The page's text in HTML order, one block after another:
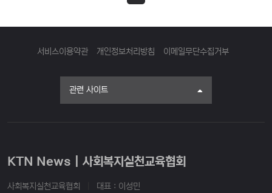
서비스이용약관 개인정보처리방침 이메일무단수집거부
관련 사이트
KTN News | 사회복지실천교육협회
사회복지실천교육협회
대표 : 이성민